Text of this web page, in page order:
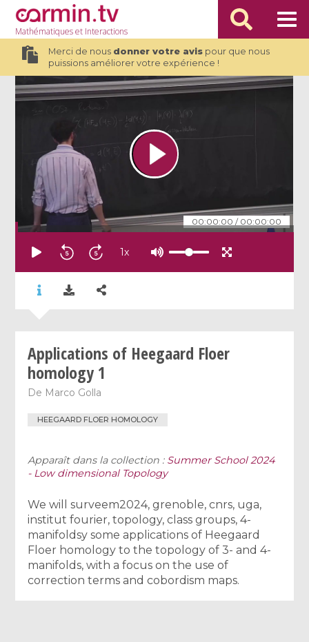
Mathématiqueset Interactions
Merci de nous donner votre avispour que nous
puissions améliorer votre expérience !
00:00:00 / 00:00:00
1x
Applications of Heegaard Floer
homology 1
De Marco Golla
HEEGAARD FLOER HOMOLOGY
Apparaît dans la collection : Summer School 2024
- Low dimensional Topology
We will surveem2024, grenoble, cnrs, uga,
institut fourier, topology, class groups, 4-
manifoldsy some applications of Heegaard
Floer homology to the topology of 3- and 4-
manifolds, with a focus on the use of
correction terms and cobordism maps.